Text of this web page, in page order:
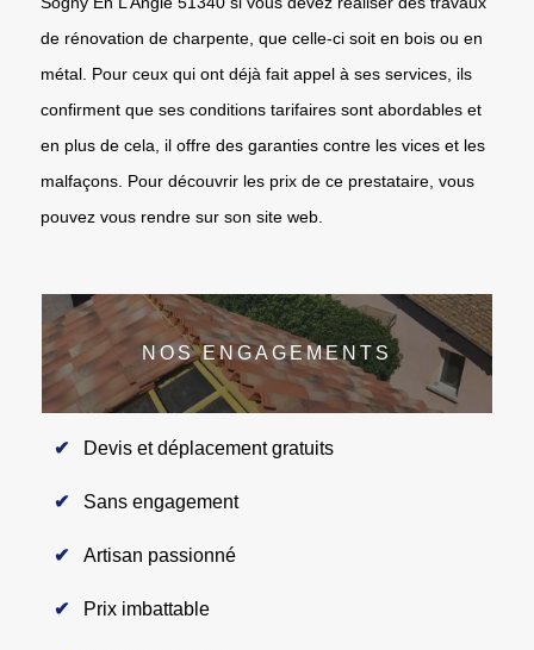
de rénovation de charpente, que celle-ci soit en bois ou en
métal. Pour ceux qui ont déjà fait appel à ses services, ils
confirment que ses conditions tarifaires sont abordables et
en plus de cela, il offre des garanties contre les vices et les
malfaçons. Pour découvrir les prix de ce prestataire, vous
pouvez vous rendre sur son site web.
NOS ENGAGEMENTS
Devis et déplacement gratuits
Sans engagement
Artisan passionné
Prix imbattable